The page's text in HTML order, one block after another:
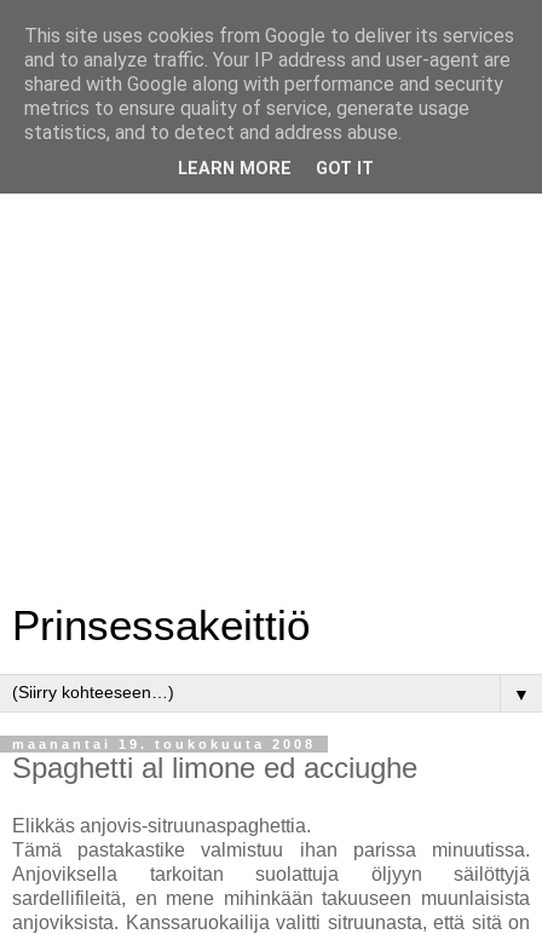
Prinsessakeittiö
▼
maanantai 19. toukokuuta 2008
Spaghetti al limone ed acciughe
Elikkäs anjovis-sitruunaspaghettia.
Tämä pastakastike valmistuu ihan parissa minuutissa.
Anjoviksella tarkoitan suolattuja öljyyn säilöttyjä
sardellifileitä, en mene mihinkään takuuseen muunlaisista
anjoviksista. Kanssaruokailija valitti sitruunasta, että sitä on
This site uses cookies from Google to deliver its services
and to analyze traffic. Your IP address and user-agent are
shared with Google along with performance and security
metrics to ensure quality of service, generate usage
statistics, and to detect and address abuse.
LEARN MORE GOT IT